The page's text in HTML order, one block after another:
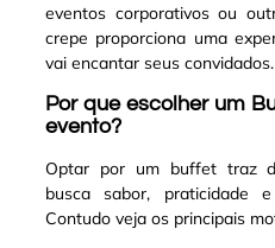
eventos corporativos ou
crepe proporciona uma
vai encantar seus convidados.
Por que escolher um
evento?
Optar por um buffet traz
busca sabor, praticidade
Contudo veja os principais